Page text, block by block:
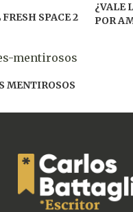
SPACE 2
¿VALE
POR
MENTIROSOS